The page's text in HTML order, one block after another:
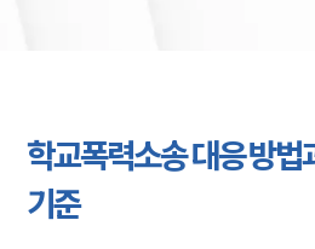
학교폭력소송 대응 방법
기준